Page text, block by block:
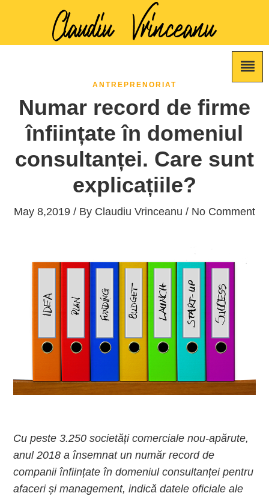
ANTREPRENORIAT
Numar record de firme
înființate în domeniul
consultanței. Care sunt
explicațiile?
May 8,2019 / By Claudiu Vrinceanu / No Comment
Cu peste 3.250 societăți comerciale nou-apărute,
anul 2018 a însemnat un număr record de
companii înființate în domeniul consultanței pentru
afaceri și management, indică datele oficiale ale